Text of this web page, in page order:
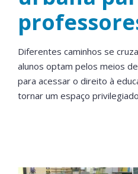
Diferentes caminhos se
alunos optam pelos meios
para acessar o direito à
tornar um espaço